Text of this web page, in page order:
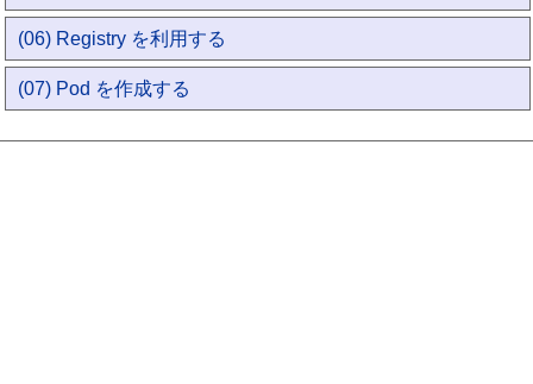
(06) Registry を利用する
(07) Pod を作成する